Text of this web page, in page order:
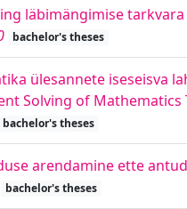
läbimängimise
bachelor's theses
ülesannete iseseisva
Solving of Mathematics
bachelor's theses
arendamine ette
bachelor's theses